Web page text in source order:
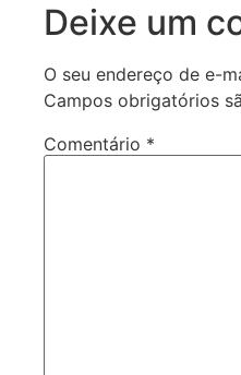
Deixe um
O seu endereço de e-
Campos obrigatórios
Comentário *